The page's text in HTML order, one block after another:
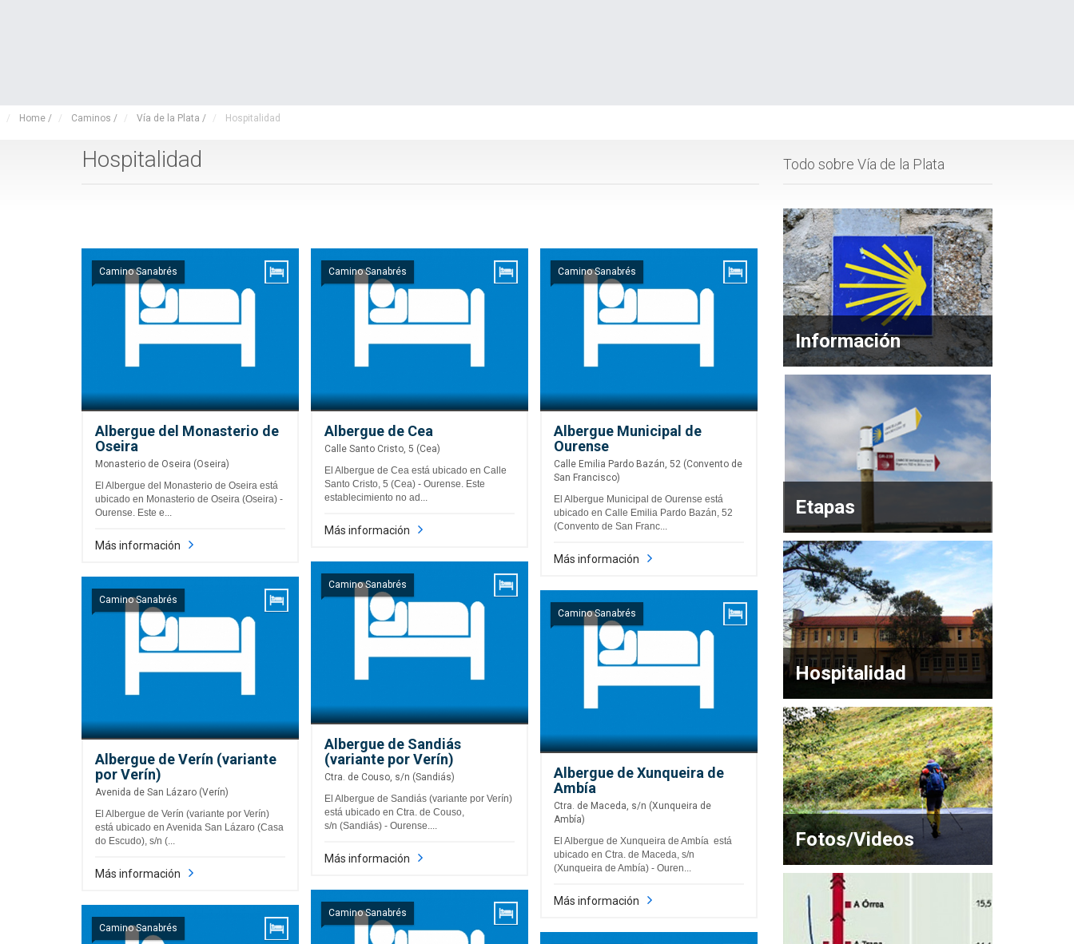
Home / Caminos / Vía de la Plata / Hospitalidad
Hospitalidad
Camino Sanabrés
Albergue del Monasterio de
Oseira
Monasterio de Oseira (Oseira)
El Albergue del Monasterio de Oseira está
ubicado en Monasterio de Oseira (Oseira) -
Ourense. Este e...
Más información
Camino Sanabrés
Albergue de Cea
Calle Santo Cristo, 5 (Cea)
El Albergue de Cea está ubicado en Calle
Santo Cristo, 5 (Cea) - Ourense. Este
establecimiento no ad...
Más información
Camino Sanabrés
Albergue Municipal de
Ourense
Calle Emilia Pardo Bazán, 52 (Convento de
San Francisco)
El Albergue Municipal de Ourense está
ubicado en Calle Emilia Pardo Bazán, 52
(Convento de San Franc...
Más información
Camino Sanabrés
Albergue de Sandiás
(variante por Verín)
Ctra. de Couso, s/n (Sandiás)
El Albergue de Sandiás (variante por Verín)
está ubicado en Ctra. de Couso,
s/n (Sandiás) - Ourense....
Más información
Camino Sanabrés
Albergue de Verín (variante
por Verín)
Avenida de San Lázaro (Verín)
El Albergue de Verín (variante por Verín)
está ubicado en Avenida San Lázaro (Casa
do Escudo), s/n (...
Más información
Camino Sanabrés
Albergue de Xunqueira de
Ambía
Ctra. de Maceda, s/n (Xunqueira de
Ambía)
El Albergue de Xunqueira de Ambía está
ubicado en Ctra. de Maceda, s/n
(Xunqueira de Ambía) - Ouren...
Más información
Camino Sanabrés
Camino Sanabrés
Todo sobre Vía de la Plata
Información
Etapas
Hospitalidad
Fotos/Videos